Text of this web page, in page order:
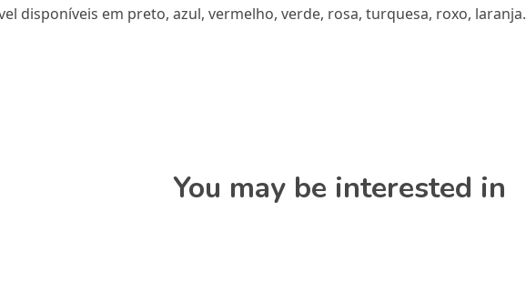
disponíveis em preto, azul, vermelho, verde, rosa, turquesa, roxo, laranja.
You may be interested in